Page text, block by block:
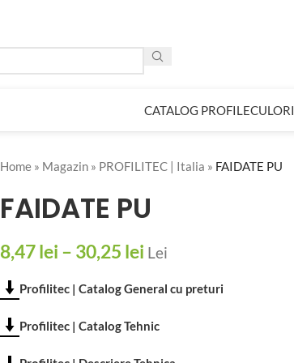
CATALOG PROFILE
Home » Magazin » PROFILITEC | Italia » FAIDATE PU
FAIDATE PU
8,47lei – 30,25 lei Lei
Profilitec | Catalog General cu preturi
Profilitec | Catalog Tehnic